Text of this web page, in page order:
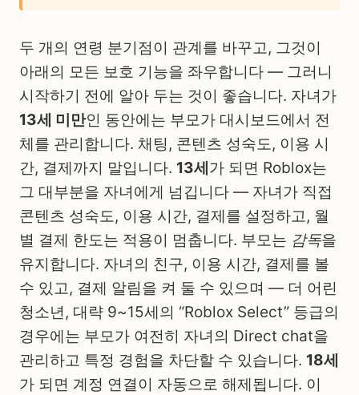
두 개의 연령 분기점이 관계를 바꾸고, 그것이
아래의 모든 보호 기능을 좌우합니다 — 그러니
시작하기 전에 알아 두는 것이 좋습니다. 자녀가
13세 미만인 동안에는 부모가 대시보드에서 전
체를 관리합니다. 채팅, 콘텐츠 성숙도, 이용 시
간, 결제까지 말입니다. 13세 가 되면 Roblox는
그 대부분을 자녀에게 넘깁니다 — 자녀가 직접
콘텐츠 성숙도, 이용 시간, 결제를 설정하고, 월
별 결제 한도는 적용이 멈춥니다. 부모는 감독을
유지합니다. 자녀의 친구, 이용 시간, 결제를 볼
수 있고, 결제 알림을 켜 둘 수 있으며 — 더 어린
청소년, 대략 9~15세의 “Roblox Select” 등급의
경우에는 부모가 여전히 자녀의 Direct chat을
관리하고 특정 경험을 차단할 수 있습니다. 18세
가 되면 계정 연결이 자동으로 해제됩니다. 이